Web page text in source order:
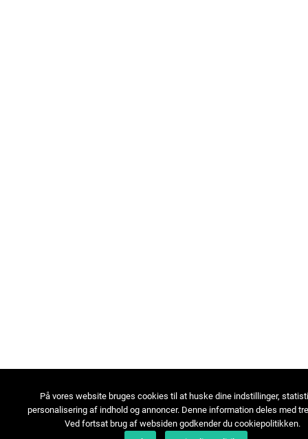
På vores website bruges cookies til at huske dine indstillinger,
personalisering af indhold og annoncer. Denne information deles med
Ved fortsat brug af websiden godkender du cookiepolitikken.